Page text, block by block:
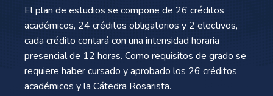
El plan de estudios se compone de 26 créditos
académicos, 24 créditos obligatorios y 2 electivos,
cada crédito contará con una intensidad horaria
presencial de 12 horas. Como requisitos de grado se
requiere haber cursado y aprobado los 26 créditos
académicos y la Cátedra Rosarista.